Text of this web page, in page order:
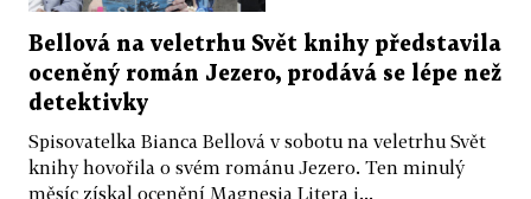
Bellová na veletrhu Svět knihy představila
oceněný román Jezero, prodává se lépe než
detektivky
Spisovatelka Bianca Bellová v sobotu na veletrhu Svět
knihy hovořila o svém románu Jezero. Ten minulý
měsíc získal ocenění Magnesia Litera i...